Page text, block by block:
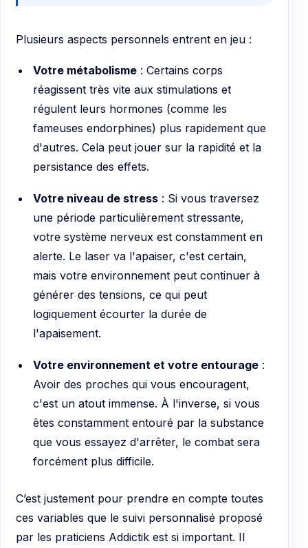
Plusieurs aspects personnels entrent en jeu :
Votre métabolisme: Certains corps
réagissent très vite aux stimulations et
régulent leurs hormones (comme les
fameuses endorphines) plus rapidement que
d'autres. Cela peut jouer sur la rapidité et la
persistance des effets.
Votre niveau de stress: Si vous traversez
une période particulièrement stressante,
votre système nerveux est constamment en
alerte. Le laser va l'apaiser, c'est certain,
mais votre environnement peut continuer à
générer des tensions, ce qui peut
logiquement écourter la durée de
l'apaisement.
Votre environnement et votre entourage:
Avoir des proches qui vous encouragent,
c'est un atout immense. À l'inverse, si vous
êtes constamment entouré par la substance
que vous essayez d'arrêter, le combat sera
forcément plus difficile.
C’est justement pour prendre en compte toutes
ces variables que le suivi personnalisé proposé
par les praticiens Addictik est si important. Il